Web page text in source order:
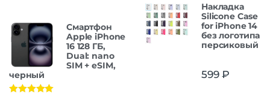
Смартфон
Apple iPhone
16 128 ГБ,
Dual: nano
SIM + eSIM,
черный
Накладка
Silicone Case
for iPhone 14
без логотипа
персиковый
599₽